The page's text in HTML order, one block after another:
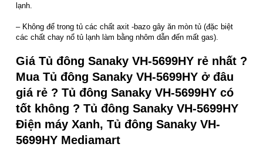
lạnh.
– Không để trong tủ các chất axit -bazo gây ăn mòn tủ (đặc biệt
các chất chay nổ tủ lạnh làm bằng nhôm dẫn đến mất gas).
Giá Tủ đông Sanaky VH-5699HY rẻ nhất ?
Mua Tủ đông Sanaky VH-5699HY ở đâu
giá rẻ ? Tủ đông Sanaky VH-5699HY có
tốt không ? Tủ đông Sanaky VH-5699HY
Điện máy Xanh, Tủ đông Sanaky VH-
5699HY Mediamart